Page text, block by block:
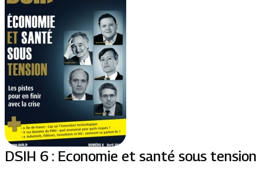
DSIH 6 : Economie et santé sous tension